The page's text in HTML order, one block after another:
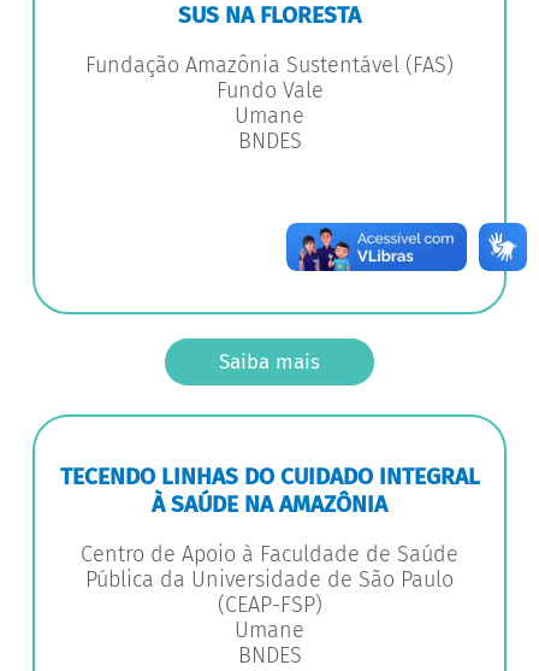
SUS NA FLORESTA
Fundação Amazônia Sustentável (FAS)
Fundo Vale
Umane
BNDES
Saiba mais
TECENDO LINHAS DO CUIDADO INTEGRAL
À SAÚDE NA AMAZÔNIA
Centro de Apoio à Faculdade de Saúde
Pública da Universidade de São Paulo
(CEAP-FSP)
Umane
BNDES